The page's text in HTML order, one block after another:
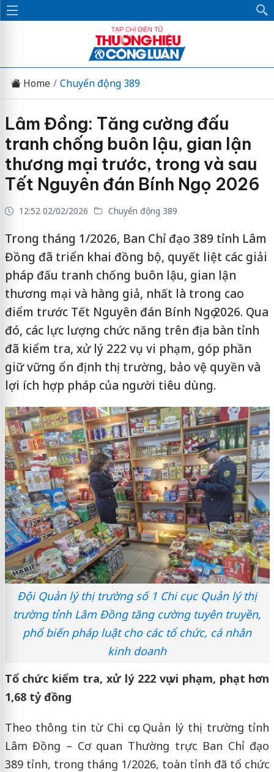
Home Chuyển động 389
Lâm Đồng: Tăng cường đấu
tranh chống buôn lậu, gian lận
thương mại trước, trong và sau
Tết Nguyên đán Bính Ngọ 2026
12:52 02/02/2026 Chuyển động 389
Trong tháng 1/2026, Ban Chỉ đạo 389 tỉnh Lâm
Đồng đã triển khai đồng bộ, quyết liệt các giải
pháp đấu tranh chống buôn lậu, gian lận
thương mại và hàng giả, nhất là trong cao
điểm trước Tết Nguyên đán Bính Ngọ 2026. Qua
đó, các lực lượng chức năng trên địa bàn tỉnh
đã kiểm tra, xử lý 222 vụ vi phạm, góp phần
giữ vững ổn định thị trường, bảo vệ quyền và
lợi ích hợp pháp của người tiêu dùng.
Đội Quản lý thị trường số 1 Chi cục Quản lý thị
trường tỉnh Lâm Đồng tăng cường tuyên truyền,
phổ biến pháp luật cho các tổ chức, cá nhân
kinh doanh
Tổ chức kiểm tra, xử lý 222 vụ vi phạm, phạt hơn
1,68 tỷ đồng
Theo thông tin từ Chi cục Quản lý thị trường tỉnh
Lâm Đồng – Cơ quan Thường trực Ban Chỉ đạo
389 tỉnh, trong tháng 1/2026, toàn tỉnh đã tổ chức